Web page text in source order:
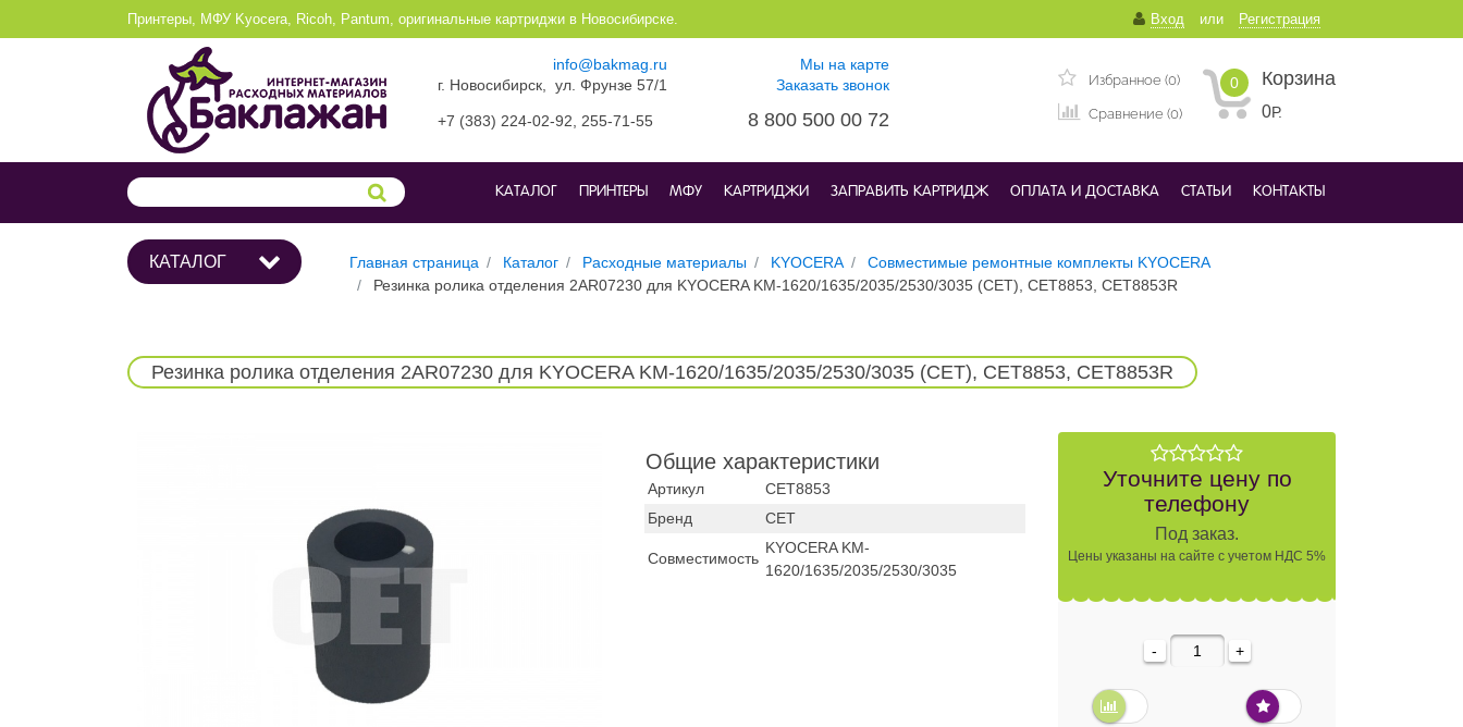
Принтеры, МФУ Kyocera, Ricoh, Pantum, оригинальные картриджи в Новосибирске. Вход или Регистрация
info@bakmag.ru
г. Новосибирск, ул. Фрунзе 57/1
+7 (383) 224-02-92, 255-71-55
Мы на карте
Заказать звонок
8 800 500 00 72
Избранное (0)
Сравнение (0)
0 Корзина
0Р.
КАТАЛОГ ПРИНТЕРЫ МФУ КАРТРИДЖИ ЗАПРАВИТЬ КАРТРИДЖ ОПЛАТА И ДОСТАВКА СТАТЬИ КОНТАКТЫ
КАТАЛОГ Главная страница Каталог Расходные материалы KYOCERA
Совместимые ремонтные комплекты KYOCERA
Резинка ролика отделения 2AR07230 для KYOCERA KM-1620/1635/2035/2530/3035 (CET), CET8853, CET8853R
Резинка ролика отделения 2AR07230 для KYOCERA KM-1620/1635/2035/2530/3035 (CET), CET8853, CET8853R
Общие характеристики
Артикул
CET8853
Бренд
CET
Совместимость
KYOCERA KM-
1620/1635/2035/2530/3035
Уточните цену по
телефону
Под заказ.
Цены указаны на сайте с учетом НДС 5%
- +